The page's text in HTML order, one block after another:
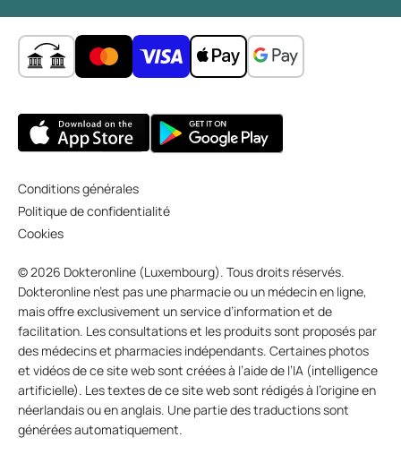
Conditions générales
Politique de confidentialité
Cookies
© 2026 Dokteronline (Luxembourg). Tous droits réservés.
Dokteronline n’est pas une pharmacie ou un médecin en ligne,
mais offre exclusivement un service d’information et de
facilitation. Les consultations et les produits sont proposés par
des médecins et pharmacies indépendants. Certaines photos
et vidéos de ce site web sont créées à l’aide de l’IA (intelligence
artificielle). Les textes de ce site web sont rédigés à l’origine en
néerlandais ou en anglais. Une partie des traductions sont
générées automatiquement.